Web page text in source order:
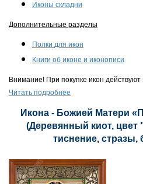
Иконы складни
Дополнительные разделы
Полки для икон
Книги об иконе и иконописи
Внимание! При покупке икон
Читать подробнее
Икона - Божией Матери
(Деревянный киот, цвет
тиснение, стразы,